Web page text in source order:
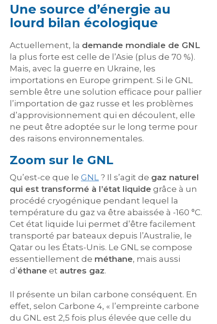
Une source d’énergie au
lourd bilan écologique
Actuellement, la demande mondiale de GNL
la plus forte est celle de l’Asie (plus de 70 %).
Mais, avec la guerre en Ukraine, les
importations en Europe grimpent. Si le GNL
semble être une solution efficace pour pallier
l’importation de gaz russe et les problèmes
d’approvisionnement qui en découlent, elle
ne peut être adoptée sur le long terme pour
des raisons environnementales.
Zoom sur le GNL
Qu’est-ce que le GNL ? Il s’agit de gaz naturel
qui est transformé à l’état liquide grâce à un
procédé cryogénique pendant lequel la
température du gaz va être abaissée à -160 °C.
Cet état liquide lui permet d’être facilement
transporté par bateaux depuis l’Australie, le
Qatar ou les États-Unis. Le GNL se compose
essentiellement de méthane, mais aussi
d’éthane et autres gaz.
Il présente un bilan carbone conséquent. En
effet, selon Carbone 4, « l’empreinte carbone
du GNL est 2,5 fois plus élevée que celle du